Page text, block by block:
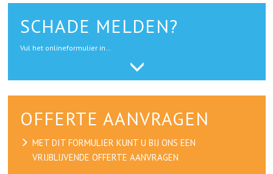
SCHADE MELDEN?
Vul het onlineformulier in…
OFFERTE AANVRAGEN
MET DIT FORMULIER KUNT U BIJ ONS EEN
VRIJBLIJVENDE OFFERTE AANVRAGEN